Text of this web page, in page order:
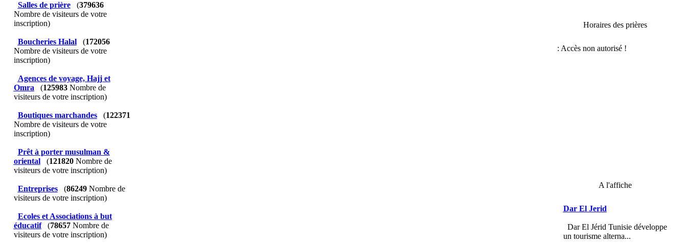
Salles de prière (379636
Nombre de visiteurs de votre
inscription)
Boucheries Halal (172056
Nombre de visiteurs de votre
inscription)
Agences de voyage, Hajj et
Omra
(125983Nombre de
visiteurs de votre inscription)
Boutiques marchandes (122371
Nombre de visiteurs de votre
inscription)
Prêt à porter musulman &
oriental
(121820Nombre de
visiteurs de votre inscription)
Entreprises (86249Nombre de
visiteurs de votre inscription)
Ecoles et Associations à but
éducatif
(78657Nombre de
visiteurs de votre inscription)
Horaires des prières
A l'affiche
Dar El Jerid
Dar El Jérid Tunisie développe
un tourisme alterna...